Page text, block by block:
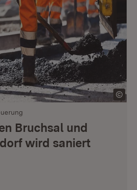
Bruchsal und
wird saniert